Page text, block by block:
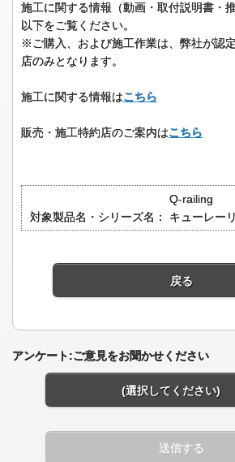
施工に関する情報（動画・取付説明書・
以下をご覧ください。
※ご購入、および施工作業は、弊社が認
店のみとなります。
施工に関する情報はこちら
販売・施工特約店のご案内はこちら
対象製品名・シリーズ名：
Q-railing
キューレー
戻る
アンケート:ご意見をお聞かせください
(選択してください)
送信する